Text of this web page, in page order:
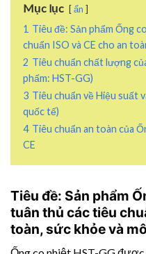
Mục lục ẩn
1 Tiêu đề: Sản phẩm Ống
chuẩn ISO và CE cho an
2 Tiêu chuẩn chất lượng
phấm: HST-GG)
3 Tiêu chuẩn về Hiệu suất
quốc tế)
4 Tiêu chuẩn an toàn của
CE
Tiêu đề: Sản phẩm
tuân thủ các tiêu
toàn, sức khỏe và